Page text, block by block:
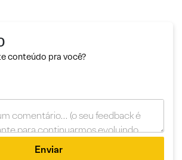
conteúdo pra você?
Enviar